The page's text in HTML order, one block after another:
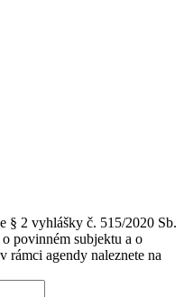
§ 2 vyhlášky č. 515/2020 Sb.
povinném subjektu a o
rámci agendy naleznete na